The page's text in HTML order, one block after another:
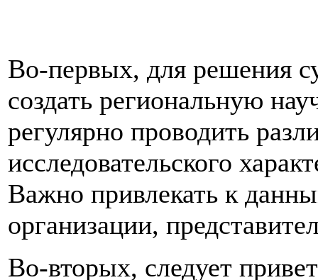
Во-первых, для решения
создать региональную
регулярно проводить
исследовательского
Важно привлекать к
организации,
Во-вторых, следует